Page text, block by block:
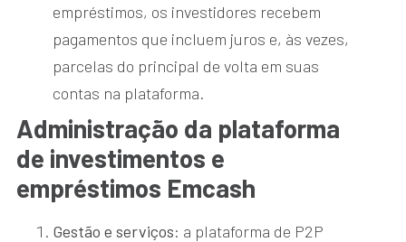
empréstimos, os investidores recebem
pagamentos que incluem juros e, às vezes,
parcelas do principal de volta em suas
contas na plataforma.
Administração da plataforma
de investimentos e
empréstimos Emcash
Gestão e serviços: a plataforma de P2P